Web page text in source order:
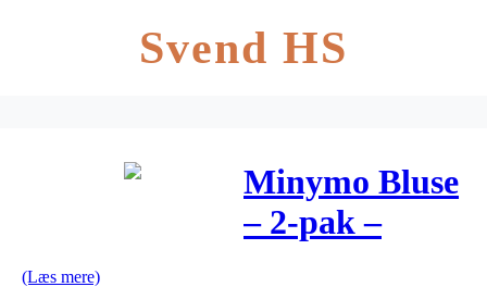
Svend HS
Minymo Bluse
– 2-pak –
(Læs mere)